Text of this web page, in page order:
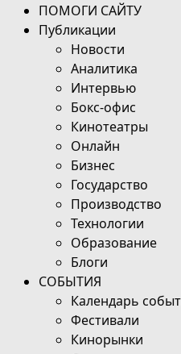
ПОМОГИ САЙТУ
Публикации
Новости
Аналитика
Интервью
Бокс-офис
Кинотеатры
Онлайн
Бизнес
Государство
Производство
Технологии
Образование
Блоги
СОБЫТИЯ
Календарь
Фестивали
Кинорынки